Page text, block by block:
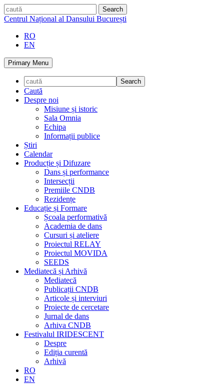
Skip
to
caută
Centrul Național al Dansului București
RO
EN
Primary Menu
Caută
Despre noi
Misiune și istoric
Sala Omnia
Echipa
Informații publice
Știri
Calendar
Producție și Difuzare
Dans și performance
Intersecții
Premiile CNDB
Rezidențe
Educație și Formare
Școala performativă
Academia de dans
Cursuri și ateliere
Proiectul RELAY
Proiectul MOVIDA
SEEDS
Mediatecă și Arhivă
Mediatecă
Publicații CNDB
Articole și interviuri
Proiecte de cercetare
Jurnal de dans
Arhiva CNDB
Festivalul IRIDESCENT
Despre
Ediția curentă
Arhivă
RO
EN